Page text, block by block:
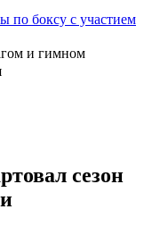
по боксу с участием
и гимном
сезон